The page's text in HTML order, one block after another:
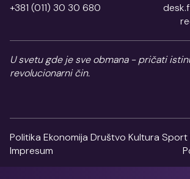
+381 (011) 30 30 680
U svetu gde je sve obmana - pričati
revolucionarni čin.
Politika Ekonomija Društvo Kultura Sport
Impresum